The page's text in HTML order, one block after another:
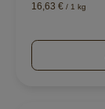
16,63 € / 1 kg